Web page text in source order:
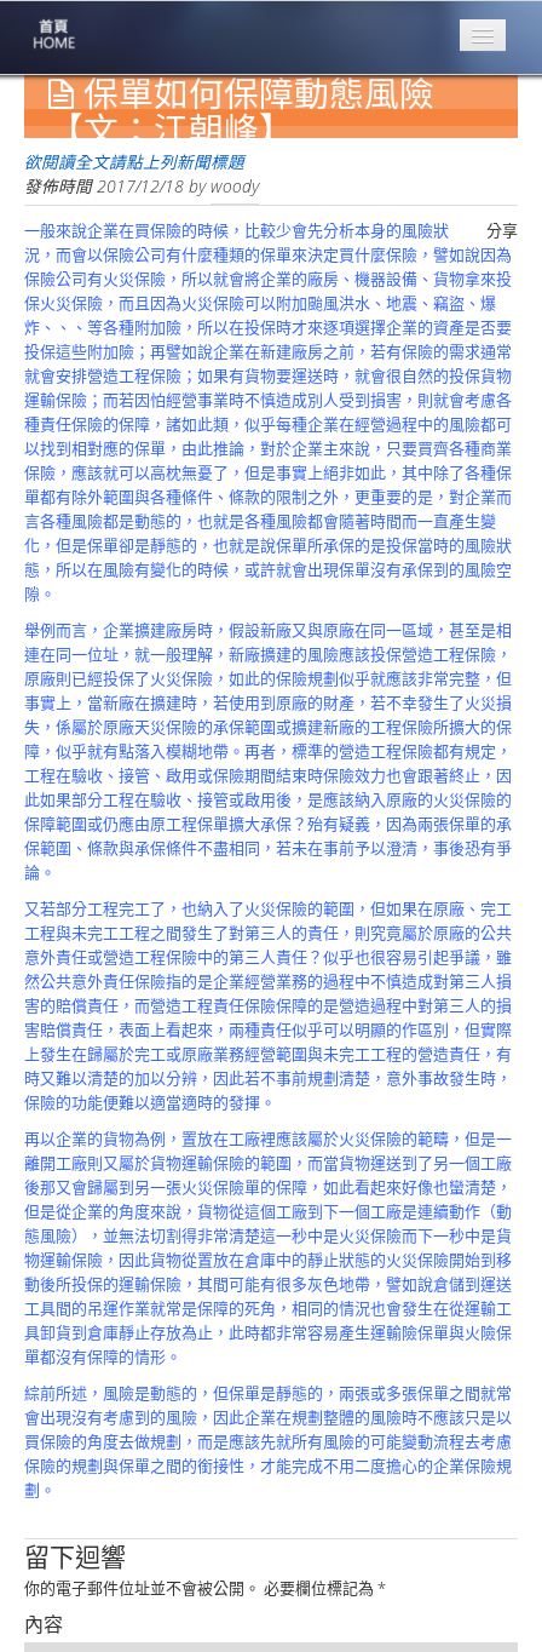
專業豐林
Professional
保險大家談
1386集
台灣商業保險
第一品牌
關於豐林
About
服務項目
Service
火災保額
估算系統
商品簡介
Product
保單如何保障動態風險
【文：江朝峰】
欲閱讀全文請點上列新聞標題
發佈時間2017/12/18 bywoody
分享
一般來說企業在買保險的時候，比較少會先分析本身的風險狀
況，而會以保險公司有什麼種類的保單來決定買什麼保險，譬如說因為
保險公司有火災保險，所以就會將企業的廠房、機器設備、貨物拿來投
保火災保險，而且因為火災保險可以附加颱風洪水、地震、竊盜、爆
炸、、、等各種附加險，所以在投保時才來逐項選擇企業的資產是否要
投保這些附加險；再譬如說企業在新建廠房之前，若有保險的需求通常
就會安排營造工程保險；如果有貨物要運送時，就會很自然的投保貨物
運輸保險；而若因怕經營事業時不慎造成別人受到損害，則就會考慮各
種責任保險的保障，諸如此類，似乎每種企業在經營過程中的風險都可
以找到相對應的保單，由此推論，對於企業主來說，只要買齊各種商業
保險，應該就可以高枕無憂了，但是事實上絕非如此，其中除了各種保
單都有除外範圍與各種條件、條款的限制之外，更重要的是，對企業而
言各種風險都是動態的，也就是各種風險都會隨著時間而一直產生變
化，但是保單卻是靜態的，也就是說保單所承保的是投保當時的風險狀
態，所以在風險有變化的時候，或許就會出現保單沒有承保到的風險空
隙。
舉例而言，企業擴建廠房時，假設新廠又與原廠在同一區域，甚至是相
連在同一位址，就一般理解，新廠擴建的風險應該投保營造工程保險，
原廠則已經投保了火災保險，如此的保險規劃似乎就應該非常完整，但
事實上，當新廠在擴建時，若使用到原廠的財產，若不幸發生了火災損
失，係屬於原廠天災保險的承保範圍或擴建新廠的工程保險所擴大的保
障，似乎就有點落入模糊地帶。再者，標準的營造工程保險都有規定，
工程在驗收、接管、啟用或保險期間結束時保險效力也會跟著終止，因
此如果部分工程在驗收、接管或啟用後，是應該納入原廠的火災保險的
保障範圍或仍應由原工程保單擴大承保？殆有疑義，因為兩張保單的承
保範圍、條款與承保條件不盡相同，若未在事前予以澄清，事後恐有爭
論。
又若部分工程完工了，也納入了火災保險的範圍，但如果在原廠、完工
工程與未完工工程之間發生了對第三人的責任，則究竟屬於原廠的公共
意外責任或營造工程保險中的第三人責任？似乎也很容易引起爭議，雖
然公共意外責任保險指的是企業經營業務的過程中不慎造成對第三人損
害的賠償責任，而營造工程責任保險保障的是營造過程中對第三人的損
害賠償責任，表面上看起來，兩種責任似乎可以明顯的作區別，但實際
上發生在歸屬於完工或原廠業務經營範圍與未完工工程的營造責任，有
時又難以清楚的加以分辨，因此若不事前規劃清楚，意外事故發生時，
保險的功能便難以適當適時的發揮。
再以企業的貨物為例，置放在工廠裡應該屬於火災保險的範疇，但是一
離開工廠則又屬於貨物運輸保險的範圍，而當貨物運送到了另一個工廠
後那又會歸屬到另一張火災保險單的保障，如此看起來好像也蠻清楚，
但是從企業的角度來說，貨物從這個工廠到下一個工廠是連續動作（動
態風險），並無法切割得非常清楚這一秒中是火災保險而下一秒中是貨
物運輸保險，因此貨物從置放在倉庫中的靜止狀態的火災保險開始到移
動後所投保的運輸保險，其間可能有很多灰色地帶，譬如說倉儲到運送
工具間的吊運作業就常是保障的死角，相同的情況也會發生在從運輸工
具卸貨到倉庫靜止存放為止，此時都非常容易產生運輸險保單與火險保
單都沒有保障的情形。
綜前所述，風險是動態的，但保單是靜態的，兩張或多張保單之間就常
會出現沒有考慮到的風險，因此企業在規劃整體的風險時不應該只是以
買保險的角度去做規劃，而是應該先就所有風險的可能變動流程去考慮
保險的規劃與保單之間的銜接性，才能完成不用二度擔心的企業保險規
劃。
留下迴響
你的電子郵件位址並不會被公開。 必要欄位標記為 *
內容